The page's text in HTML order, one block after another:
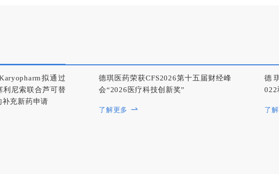
拟通过
利尼索联合芦可替
充新药申请
德琪医药荣获CFS2026第十五届财经峰
会“2026医疗科技创新奖”
了解更多
德
022
了